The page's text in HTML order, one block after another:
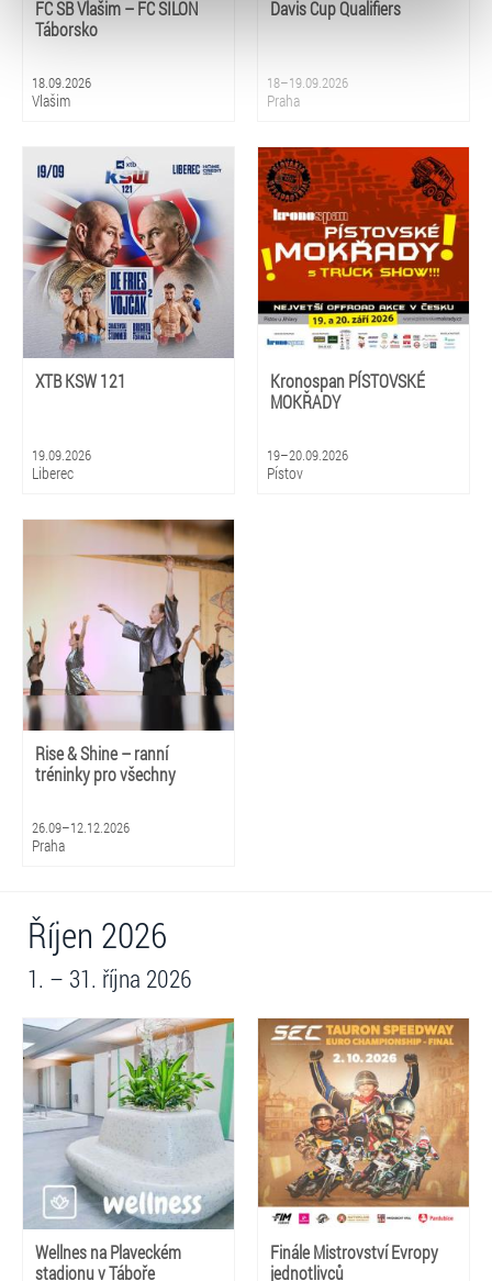
zpracování upravíte zaškrtnutím příslušné varianty. Svoji
„Cookies a jejich nastavení“.
FC SB Vlašim – FC SILON
Táborsko
18.09.2026
Vlašim
Davis Cup Qualifiers
18–19.09.2026
Praha
XTB KSW 121
19.09.2026
Liberec
Kronospan PÍSTOVSKÉ
MOKŘADY
19–20.09.2026
Pístov
Rise & Shine – ranní
tréninky pro všechny
26.09–12.12.2026
Praha
Říjen 2026
1. – 31. října 2026
Wellnes na Plaveckém
stadionu v Táboře
Finále Mistrovství Evropy
jednotlivců